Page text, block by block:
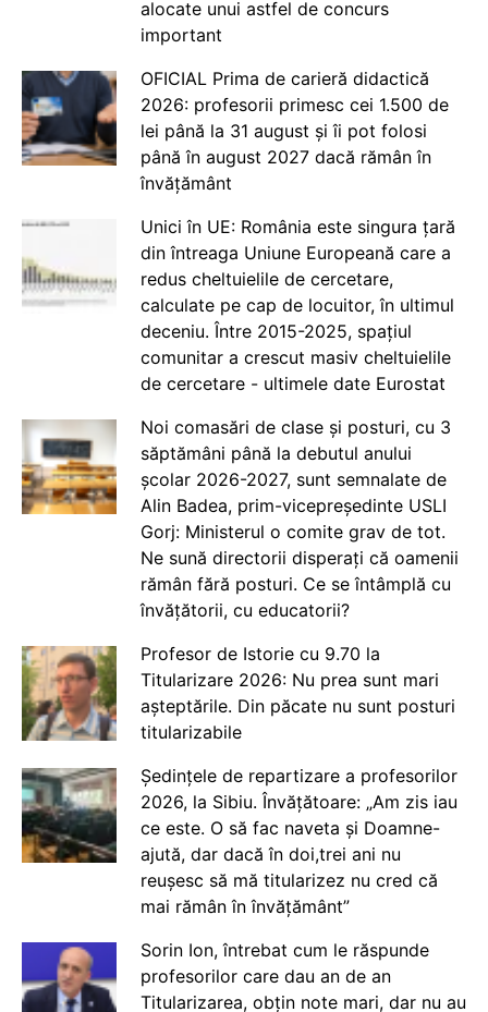
alocate unui astfel de concurs
important
OFICIAL Prima de carieră didactică
2026: profesorii primesc cei 1.500 de
lei până la 31 august și îi pot folosi
până în august 2027 dacă rămân în
învățământ
Unici în UE: România este singura țară
din întreaga Uniune Europeană care a
redus cheltuielile de cercetare,
calculate pe cap de locuitor, în ultimul
deceniu. Între 2015-2025, spațiul
comunitar a crescut masiv cheltuielile
de cercetare - ultimele date Eurostat
Noi comasări de clase și posturi, cu 3
săptămâni până la debutul anului
școlar 2026-2027, sunt semnalate de
Alin Badea, prim-vicepreședinte USLI
Gorj: Ministerul o comite grav de tot.
Ne sună directorii disperați că oamenii
rămân fără posturi. Ce se întâmplă cu
învățătorii, cu educatorii?
Profesor de Istorie cu 9.70 la
Titularizare 2026: Nu prea sunt mari
așteptările. Din păcate nu sunt posturi
titularizabile
Ședințele de repartizare a profesorilor
2026, la Sibiu. Învățătoare: „Am zis iau
ce este. O să fac naveta și Doamne-
ajută, dar dacă în doi,trei ani nu
reușesc să mă titularizez nu cred că
mai rămân în învățământ”
Sorin Ion, întrebat cum le răspunde
profesorilor care dau an de an
Titularizarea, obțin note mari, dar nu au